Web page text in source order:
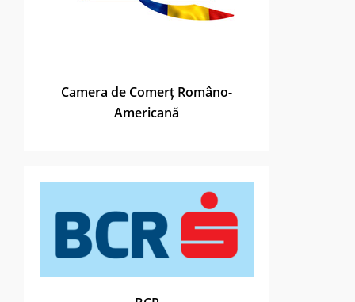
Camera de Comerț Româno-
Americană